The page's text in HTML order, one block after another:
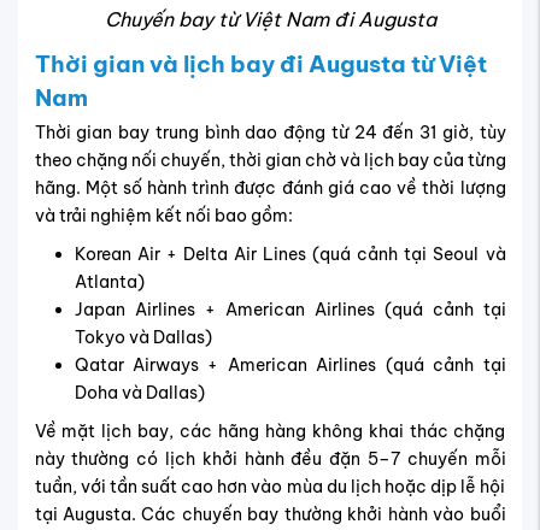
Chuyến bay từ Việt Nam đi Augusta
Thời gian và lịch bay đi Augusta từ Việt
Nam
Thời gian bay trung bình dao động từ 24 đến 31 giờ, tùy
theo chặng nối chuyến, thời gian chờ và lịch bay của từng
hãng. Một số hành trình được đánh giá cao về thời lượng
và trải nghiệm kết nối bao gồm:
Korean Air + Delta Air Lines (quá cảnh tại Seoul và
Atlanta)
Japan Airlines + American Airlines(quá cảnh tại
Tokyo và Dallas)
Qatar Airways + American Airlines (quá cảnh tại
Doha và Dallas)
Về mặt lịch bay, các hãng hàng không khai thác chặng
này thường có lịch khởi hành đều đặn 5–7 chuyến mỗi
tuần, với tần suất cao hơn vào mùa du lịch hoặc dịp lễ hội
tại Augusta. Các chuyến bay thường khởi hành vào buổi